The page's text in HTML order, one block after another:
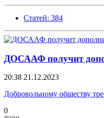
Статей: 384
ДОСААФ получит
20:38 21.12.2023
Добровольному обществу
0